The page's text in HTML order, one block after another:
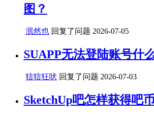
图？
泯然也 回复了问题 2026-07-05
SUAPP无法登陆账号什
狺狺狂吠 回复了问题 2026-07-03
SketchUp吧怎样获得吧